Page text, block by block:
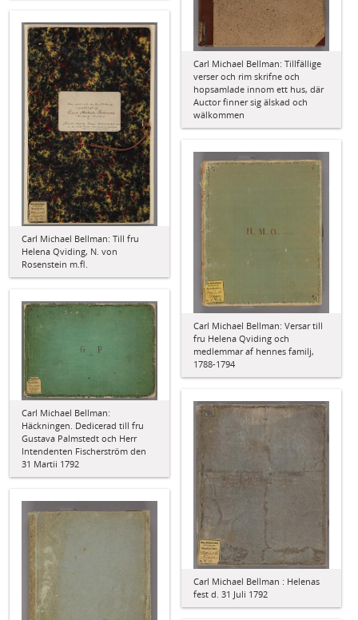
Carl Michael Bellman: Tillfällige
verser och rim skrifne och
hopsamlade innom ett hus, där
Auctor finner sig älskad och
wälkommen
Carl Michael Bellman: Till fru
Helena Qviding, N. von
Rosenstein m.fl.
Carl Michael Bellman: Versar till
fru Helena Qviding och
medlemmar af hennes familj,
1788-1794
Carl Michael Bellman:
Häckningen. Dedicerad till fru
Gustava Palmstedt och Herr
Intendenten Fischerström den
31 Martii 1792
Carl Michael Bellman : Helenas
fest d. 31 Juli 1792